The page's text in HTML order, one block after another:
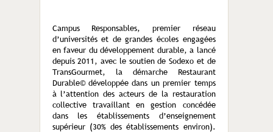
Campus Responsables, premier réseau
d’universités et de grandes écoles engagées
en faveur du développement durable, a lancé
depuis 2011, avec le soutien de Sodexo et de
TransGourmet, la démarche Restaurant
Durable© développée dans un premier temps
à l’attention des acteurs de la restauration
collective travaillant en gestion concédée
dans les établissements d’enseignement
supérieur (30% des établissements environ).